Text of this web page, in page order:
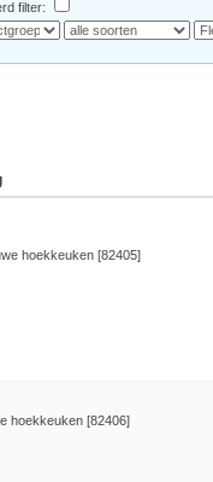
filter:
hoekkeuken [82405]
hoekkeuken [82406]